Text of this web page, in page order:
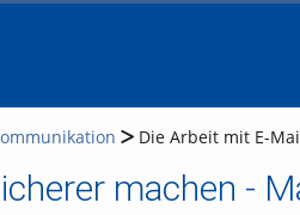
Die Arbeit mit E-
machen -